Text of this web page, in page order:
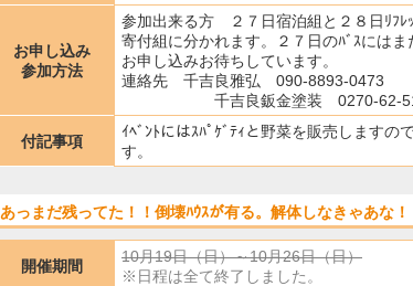
お申し込み
参加方法
参加出来る方 ２７日宿泊組と２８日ﾘﾌﾚ
寄付組に分かれます。２７日のﾊﾞｽにはま
お申し込みお待ちしています。
連絡先 千吉良雅弘 090-8893-0473
千吉良鈑金塗装 0270-62-
付記事項
ｲﾍﾞﾝﾄにはｽﾊﾟｹﾞﾃｨと野菜を販売しますの
す。
あっまだ残ってた！！倒壊ﾊｳｽが有る。解体しなきゃあな！
開催期間
10月19日（日）～10月26日（日）
※日程は全て終了しました。